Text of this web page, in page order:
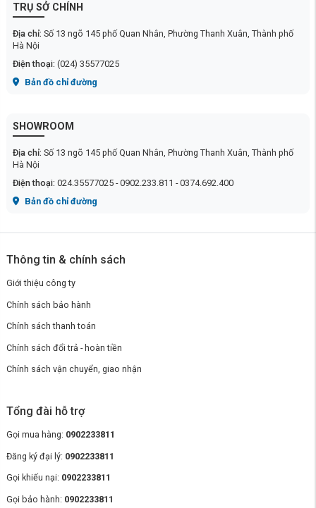
TRỤ SỞ CHÍNH
Địa chỉ: Số 13 ngõ 145 phố Quan Nhân, Phường Thanh Xuân, Thành phố
Hà Nội
Điện thoại: (024) 35577025
Bản đồ chỉ đường
SHOWROOM
Địa chỉ: Số 13 ngõ 145 phố Quan Nhân, Phường Thanh Xuân, Thành phố
Hà Nội
Điện thoại: 024.35577025 - 0902.233.811 - 0374.692.400
Bản đồ chỉ đường
Thông tin & chính sách
Giới thiệu công ty
Chính sách bảo hành
Chính sách thanh toán
Chính sách đổi trả - hoàn tiền
Chính sách vận chuyển, giao nhận
Tổng đài hỗ trợ
Gọi mua hàng: 0902233811
Đăng ký đại lý: 0902233811
Gọi khiếu nại: 0902233811
Gọi bảo hành: 0902233811